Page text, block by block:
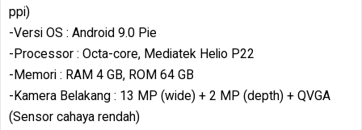
ppi)
-Versi OS : Android 9.0 Pie
-Processor : Octa-core, Mediatek Helio P22
-Memori : RAM 4 GB, ROM 64 GB
-Kamera Belakang : 13 MP (wide) + 2 MP (depth) + QVGA
(Sensor cahaya rendah)